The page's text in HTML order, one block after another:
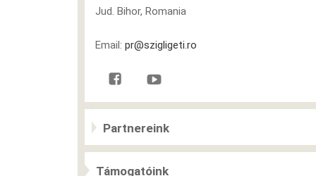
Jud. Bihor, Romania
Email: pr@szigligeti.ro
Partnereink
Támogatóink